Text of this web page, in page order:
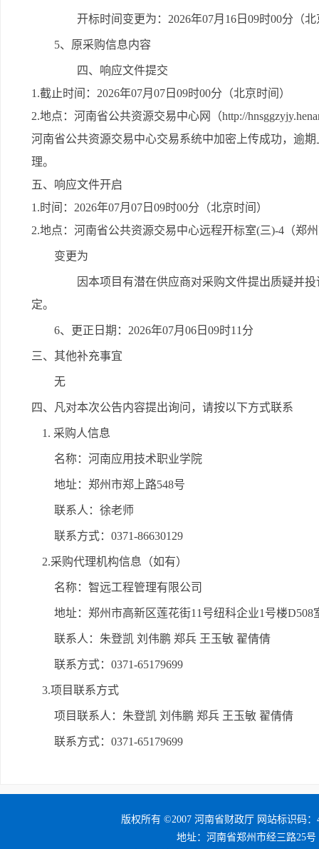
开标时间变更为：2026年07月16日09时00分（
5、原采购信息内容
四、响应文件提交
1.截止时间：2026年07月07日09时00分（北京时间）
2.地点：河南省公共资源交易中心网（http://
河南省公共资源交易中心交易系统中加密上传成功，逾
理。
五、响应文件开启
1.时间：2026年07月07日09时00分（北京时间）
2.地点：河南省公共资源交易中心远程开标室(三)-4（郑
变更为
因本项目有潜在供应商对采购文件提出质疑并
定。
6、更正日期：2026年07月06日09时11分
三、其他补充事宜
无
四、凡对本次公告内容提出询问，请按以下方式联系
1. 采购人信息
名称：河南应用技术职业学院
地址：郑州市郑上路548号
联系人：徐老师
联系方式：0371-86630129
2.采购代理机构信息（如有）
名称：智远工程管理有限公司
地址：郑州市高新区莲花街11号纽科企业1号楼D508
联系人：朱登凯 刘伟鹏 郑兵 王玉敏 翟倩倩
联系方式：0371-65179699
3.项目联系方式
项目联系人：朱登凯 刘伟鹏 郑兵 王玉敏 翟倩倩
联系方式：0371-65179699
版权所有 ©2007 河南省财政厅 网站标识码：
地址：河南省郑州市经三路25号